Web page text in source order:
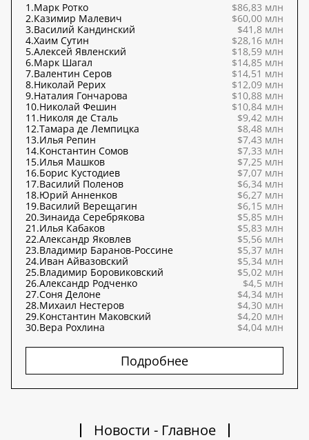
1.Марк Ротко
$86,83 млн
2.Казимир Малевич
$60,00 млн
3.Василий Кандинский
$41,8 млн
4.Хаим Сутин
$28,16 млн
5.Алексей Явленский
$18,59 млн
6.Марк Шагал
$14,85 млн
7.Валентин Серов
$14,51 млн
8.Николай Рерих
$12,09 млн
9.Наталия Гончарова
$10,88 млн
10.Николай Фешин
$10,84 млн
11.Николя де Сталь
$9,42 млн
12.Тамара де Лемпицка
$8,48 млн
13.Илья Репин
$7,43 млн
14.Константин Сомов
$7,33 млн
15.Илья Машков
$7,25 млн
16.Борис Кустодиев
$7,07 млн
17.Василий Поленов
$6,34 млн
18.Юрий Анненков
$6,27 млн
19.Василий Верещагин
$6,15 млн
20.Зинаида Серебрякова
$5,85 млн
21.Илья Кабаков
$5,83 млн
22.Александр Яковлев
$5,56 млн
23.Владимир Баранов-Россине
$5,37 млн
24.Иван Айвазовский
$5,34 млн
25.Владимир Боровиковский
$5,02 млн
26.Александр Родченко
$4,5 млн
27.Соня Делоне
$4,34 млн
28.Михаил Нестеров
$4,30 млн
29.Константин Маковский
$4,20 млн
30.Вера Рохлина $4,04 млн
Подробнее
Новости - Главное